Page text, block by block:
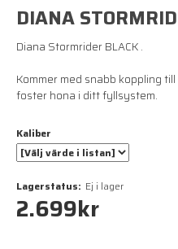
DIANA
Diana Stormrider BLACK .
Kommer med snabb koppling
foster hona i ditt fyllsystem.
Kaliber
Lagerstatus: Ej i lager
2.699kr